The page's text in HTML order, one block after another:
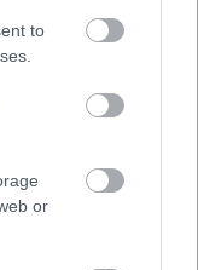
to
or
vagyunk